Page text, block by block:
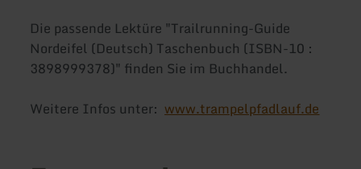
Die passende Lektüre "Trailrunning-Guide
Nordeifel (Deutsch) Taschenbuch (ISBN-10 :
3898999378)" finden Sie im Buchhandel.
Weitere Infos unter:www.trampelpfadlauf.de